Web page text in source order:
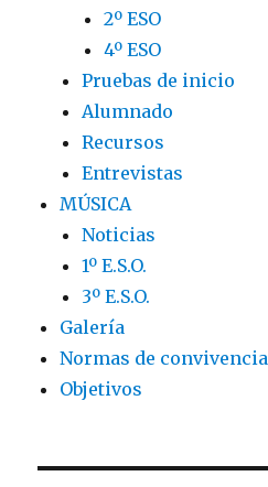
2º ESO
4º ESO
Pruebas de inicio
Alumnado
Recursos
Entrevistas
MÚSICA
Noticias
1º E.S.O.
3º E.S.O.
Galería
Normas de convivencia
Objetivos